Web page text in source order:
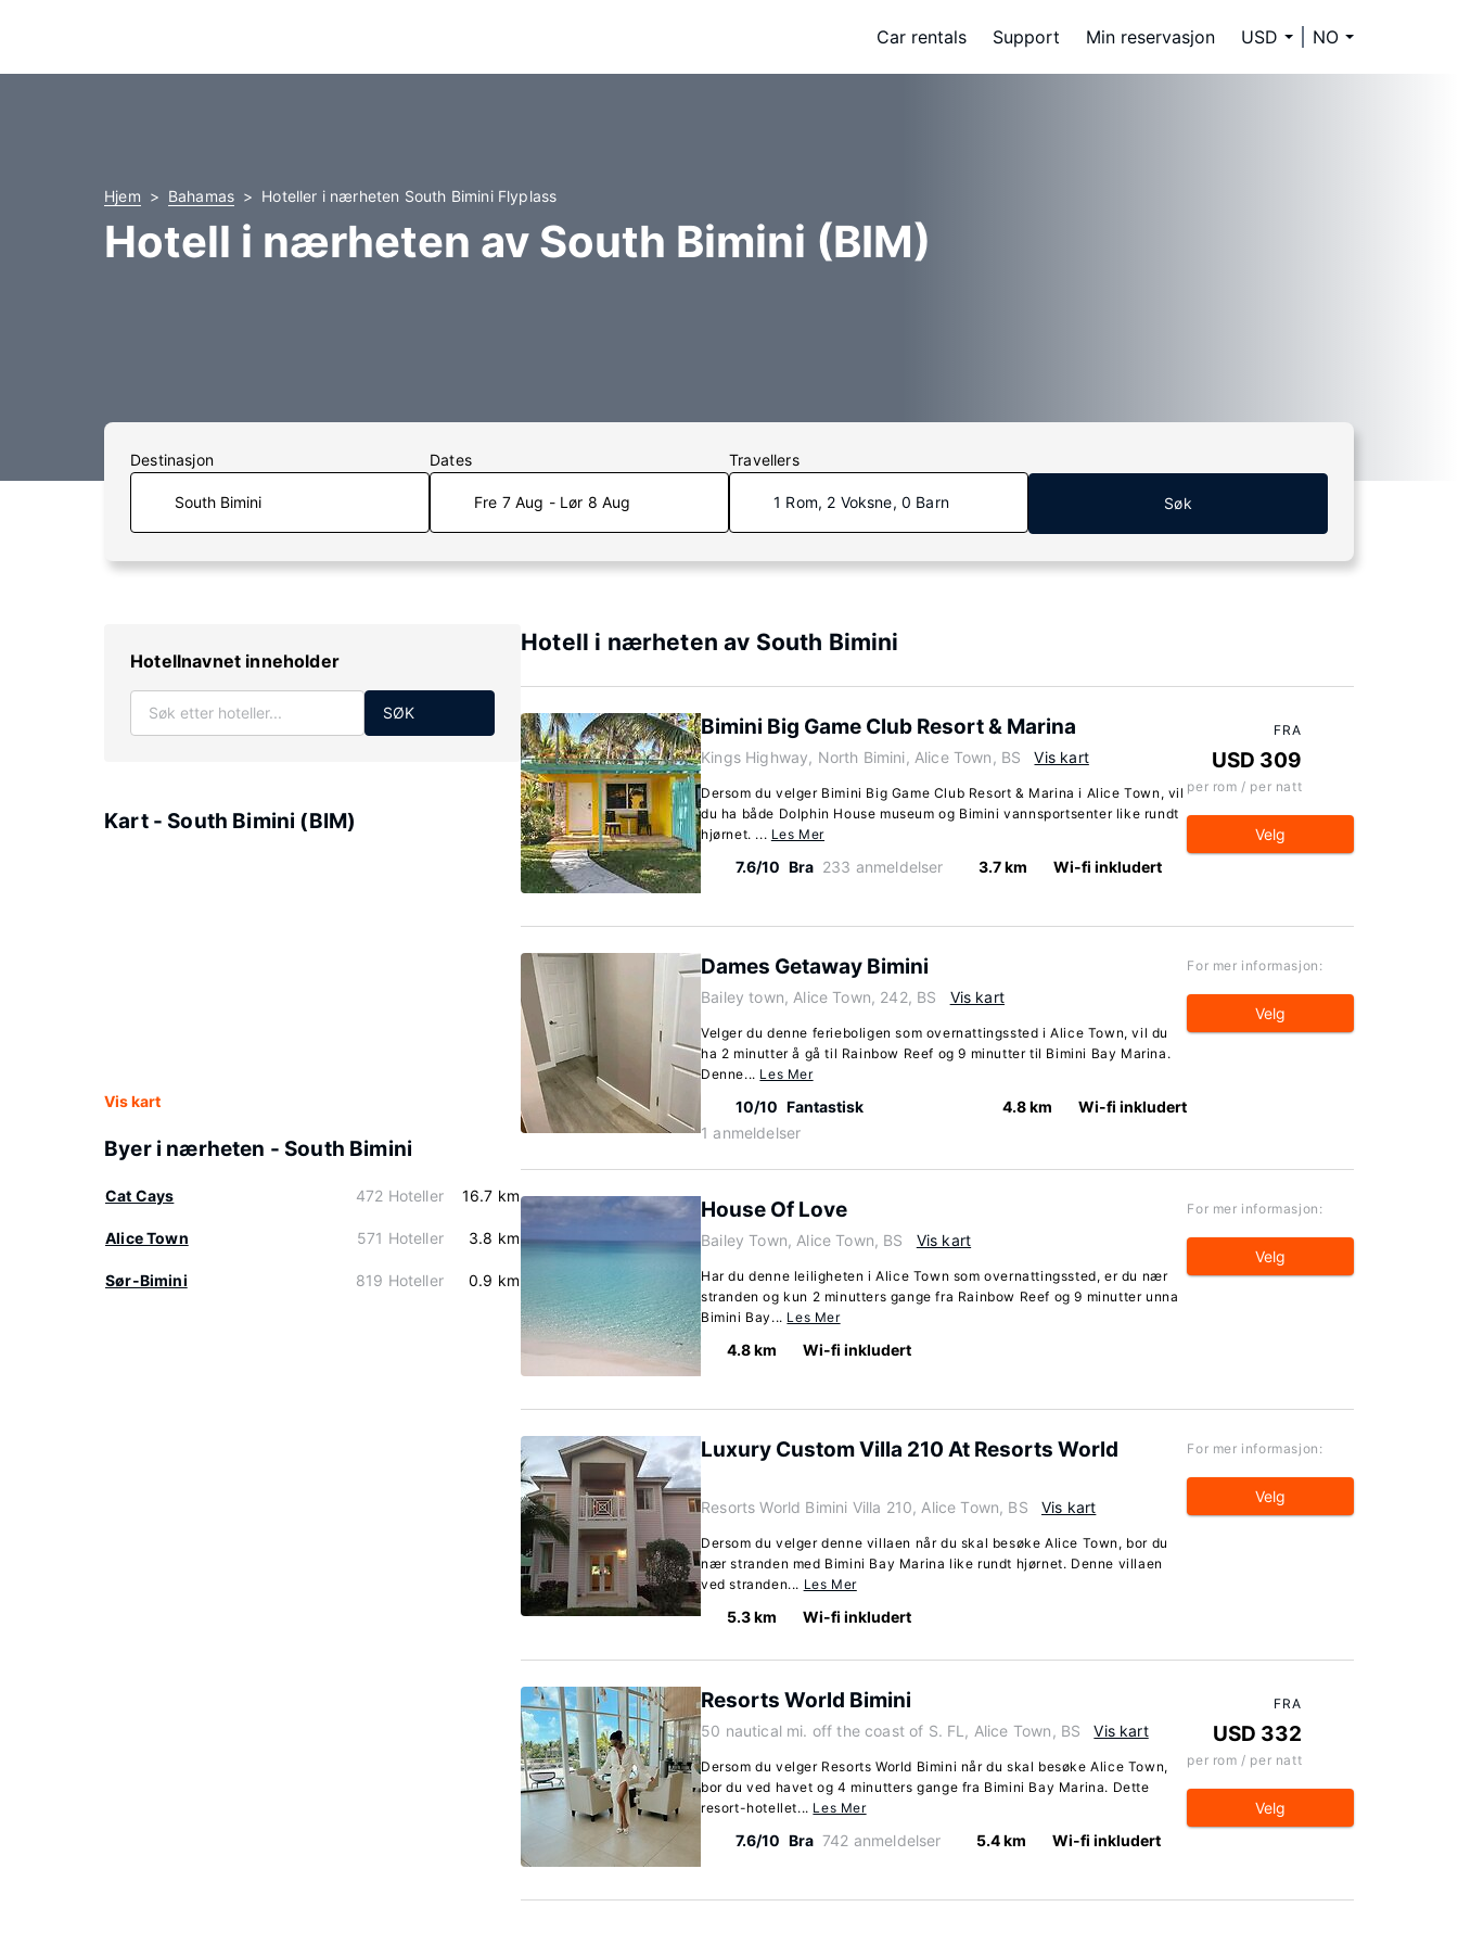
Car rentals Support Min reservasjon USD NO
Hjem Bahamas Hoteller i nærheten South Bimini Flyplass
Hotell i nærheten av South Bimini (BIM)
Destinasjon Dates
Fre 7 Aug - Lør 8 Aug
Travellers
1 Rom, 2 Voksne, 0 Barn Søk
Hotellnavnet inneholder
SØK
Kart - South Bimini (BIM)
Vis kart
Byer i nærheten - South Bimini
Cat Cays 472 Hoteller 16.7 km
Alice Town 571 Hoteller 3.8 km
Sør-Bimini 819 Hoteller 0.9 km
Hotell i nærheten av South Bimini
Bimini Big Game Club Resort & Marina
Kings Highway, North Bimini, Alice Town, BS Vis kart
Dersom du velger Bimini Big Game Club Resort & Marina i Alice Town, vil
du ha både Dolphin House museum og Bimini vannsportsenter like rundt
hjørnet. ... Les Mer
7.6/10 Bra 233 anmeldelser 3.7 km Wi-fi inkludert
FRA
USD 309
per rom / per natt
Velg
Dames Getaway Bimini
Bailey town, Alice Town, 242, BS Vis kart
Velger du denne ferieboligen som overnattingssted i Alice Town, vil du
ha 2 minutter å gå til Rainbow Reef og 9 minutter til Bimini Bay Marina.
Denne... Les Mer
10/10 Fantastisk
1 anmeldelser
4.8 km Wi-fi inkludert
For mer informasjon:
Velg
House Of Love
Bailey Town, Alice Town, BS Vis kart
Har du denne leiligheten i Alice Town som overnattingssted, er du nær
stranden og kun 2 minutters gange fra Rainbow Reef og 9 minutter unna
Bimini Bay... Les Mer
4.8 km Wi-fi inkludert
For mer informasjon:
Velg
Luxury Custom Villa 210 At Resorts World
Resorts World Bimini Villa 210, Alice Town, BS Vis kart
Dersom du velger denne villaen når du skal besøke Alice Town, bor du
nær stranden med Bimini Bay Marina like rundt hjørnet. Denne villaen
ved stranden... Les Mer
5.3 km Wi-fi inkludert
For mer informasjon:
Velg
Resorts World Bimini
50 nautical mi. off the coast of S. FL, Alice Town, BS Vis kart
Dersom du velger Resorts World Bimini når du skal besøke Alice Town,
bor du ved havet og 4 minutters gange fra Bimini Bay Marina. Dette
resort-hotellet... Les Mer
7.6/10 Bra 742 anmeldelser 5.4 km Wi-fi inkludert
FRA
USD 332
per rom / per natt
Velg